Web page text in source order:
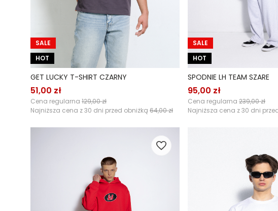
SALE
HOT
GET LUCKY T-SHIRT CZARNY
51,00 zł
Cena regularna 129,00 zł
Najniższa cena z 30 dni przed obniżką 64,00 zł
SALE
HOT
SPODNIE LH TEAM SZARE
95,00 zł
Cena regularna 239,00 zł
Najniższa cena z 30 dni